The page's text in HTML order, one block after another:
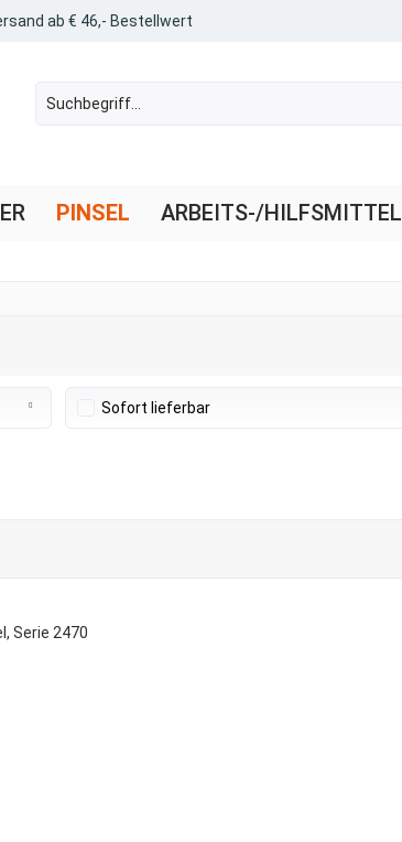
ab € 46,- Bestellwert
PINSEL ARBEITS-/HILFSMITTEL
Sofort lieferbar